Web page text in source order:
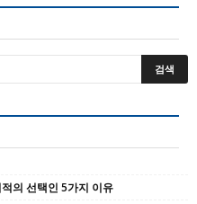
의 선택인 5가지 이유